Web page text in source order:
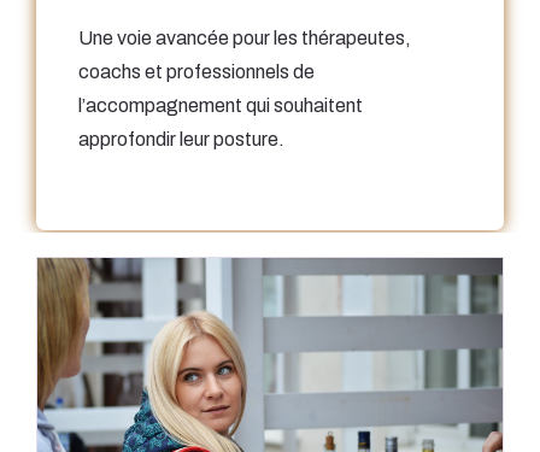
Une voie avancée pour les thérapeutes,
coachs et professionnels de
l’accompagnement qui souhaitent
approfondir leur posture.